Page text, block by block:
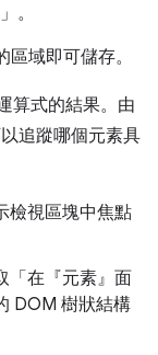
」。
區域即可儲存。
算式的結果。由
追蹤哪個元素具
檢視區塊中焦點
「在『元素』面
DOM 樹狀結構